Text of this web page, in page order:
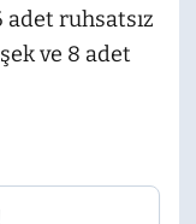
adet ruhsatsız
ve 8 adet